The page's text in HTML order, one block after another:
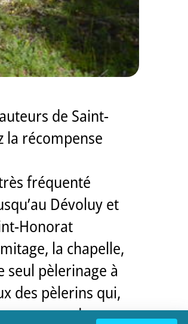
de Saint-
la récompense
fréquenté
Dévoluy et
Honorat
la chapelle,
seul pèlerinage à
des pèlerins qui,
moment de